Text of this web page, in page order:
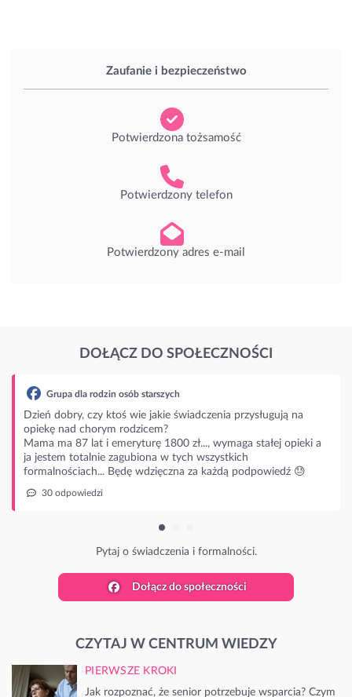
Zaufanie i bezpieczeństwo
Potwierdzona tożsamość
Potwierdzony telefon
Potwierdzony adres e-mail
DOŁĄCZ DO SPOŁECZNOŚCI
na
opieki a
😓
Dołącz do społeczności
CZYTAJ W CENTRUM WIEDZY
PIERWSZE KROKI
Jak rozpoznać, że senior potrzebuje wsparcia? Czym